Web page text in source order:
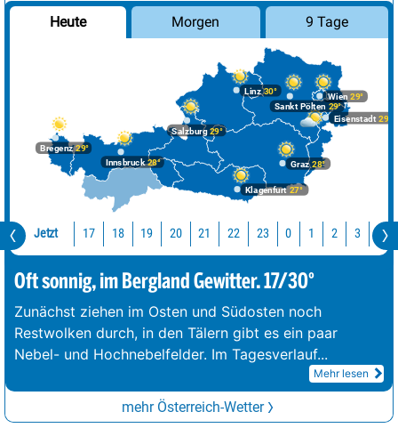
Heute Morgen 9 Tage
Bregenz29°
Graz28°
Innsbruck28°
Klagenfurt 27°
Linz30°
Salzburg29°
Wien 29°
Eisenstadt 29°
Sankt Pölten 29°
Jetzt 17 18 19 20 21 22 23 0 1 2 3 4
Oft sonnig, im Bergland Gewitter. 17/30°
Zunächst ziehen im Osten und Südosten noch
Restwolken durch, in den Tälern gibt es ein paar
Nebel- und Hochnebelfelder. Im Tagesverlauf...
Mehr lesen
mehr Österreich-Wetter